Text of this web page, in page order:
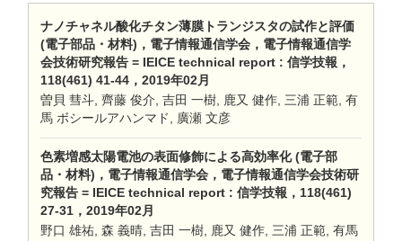
ナノチャネル酸化チタン薄膜トランジスタの試作と評価
(電子部品・材料)，電子情報通信学会，電子情報通信学
会技術研究報告 = IEICE technical report : 信学技報，
118(461) 41-44，2019年02月
曽貝 彗斗, 齊藤 俊介, 吉田 一樹, 鹿又 健作, 三浦 正範, 有
馬 ボシールアハンマド, 廣瀬 文彦
色素増感太陽電池の表面修飾による高効率化 (電子部
品・材料)，電子情報通信学会，電子情報通信学会技術研
究報告 = IEICE technical report : 信学技報，118(461)
27-31，2019年02月
野口 雄祐, 森 義晴, 吉田 一樹, 鹿又 健作, 三浦 正範, 有馬